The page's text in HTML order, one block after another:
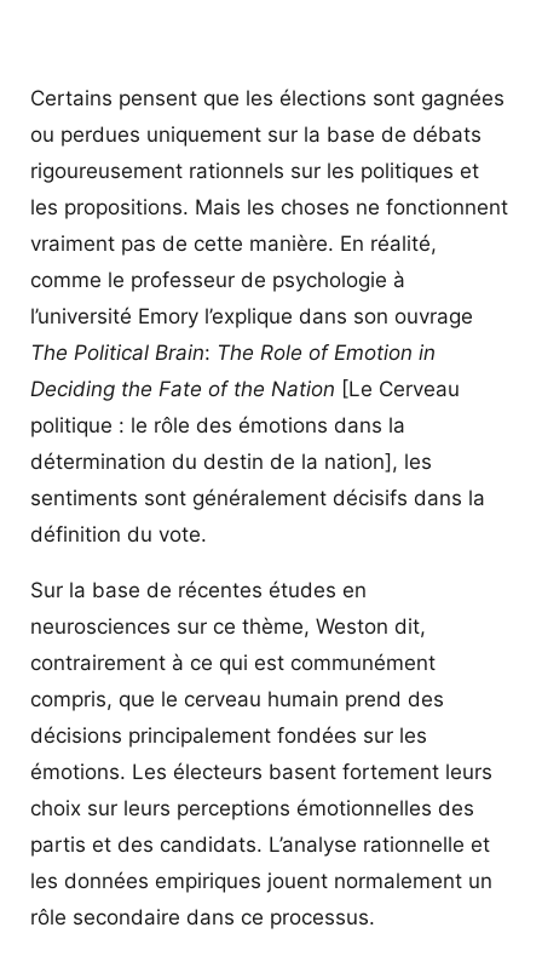
Certains pensent que les élections sont gagnées
ou perdues uniquement sur la base de débats
rigoureusement rationnels sur les politiques et
les propositions. Mais les choses ne fonctionnent
vraiment pas de cette manière. En réalité,
comme le professeur de psychologie à
l’université Emory l’explique dans son ouvrage
The Political Brain: The Role of Emotion in
Deciding the Fate of the Nation [Le Cerveau
politique : le rôle des émotions dans la
détermination du destin de la nation], les
sentiments sont généralement décisifs dans la
définition du vote.
Sur la base de récentes études en
neurosciences sur ce thème, Weston dit,
contrairement à ce qui est communément
compris, que le cerveau humain prend des
décisions principalement fondées sur les
émotions. Les électeurs basent fortement leurs
choix sur leurs perceptions émotionnelles des
partis et des candidats. L’analyse rationnelle et
les données empiriques jouent normalement un
rôle secondaire dans ce processus.